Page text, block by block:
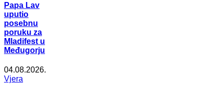
Papa Lav
uputio
posebnu
poruku za
Mladifest u
Međugorju
04.08.2026.
Vjera